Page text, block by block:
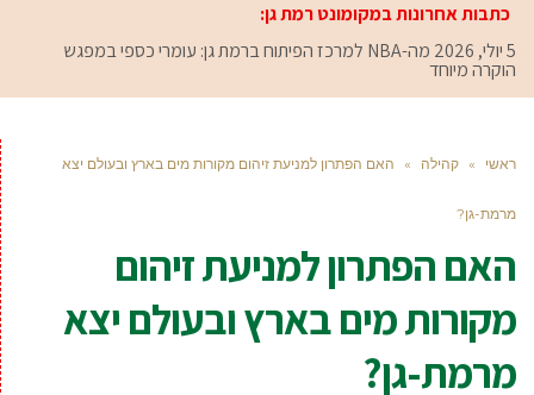
כתבות אחרונות במקומונט רמת גן:
5 יולי, 2026
מה-NBA למרכז הפיתוח ברמת גן: עומרי כספי במפגש
הוקרה מיוחד
ראשי » קהילה » האם הפתרון למניעת זיהום מקורות מים בארץ ובעולם יצא
מרמת-גן?
האם הפתרון למניעת זיהום
מקורות מים בארץ ובעולם יצא
מרמת-גן?